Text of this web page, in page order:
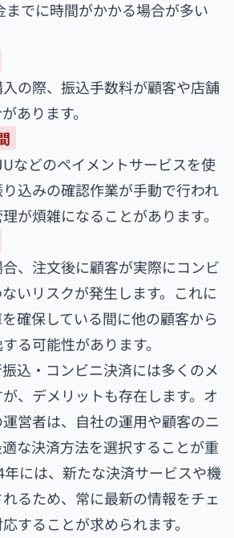
までに時間がかかる場合が多い
の際、振込手数料が顧客や店舗
あります。
などのペイメントサービスを使
込みの確認作業が手動で行われ
が煩雑になることがあります。
、注文後に顧客が実際にコンビ
いリスクが発生します。これに
確保している間に他の顧客から
る可能性があります。
込・コンビニ決済には多くのメ
、デメリットも存在します。オ
営者は、自社の運用や顧客のニ
な決済方法を選択することが重
には、新たな決済サービスや機
るため、常に最新の情報をチェ
することが求められます。